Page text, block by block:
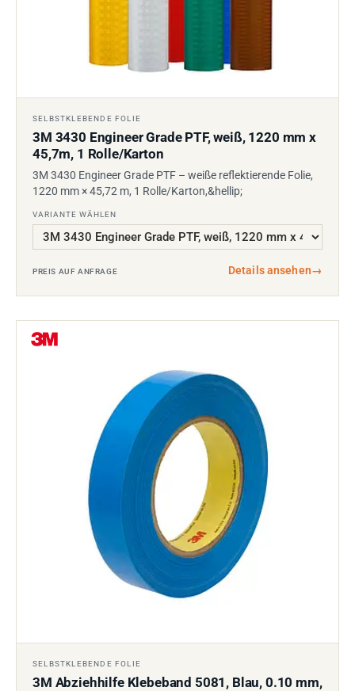
SELBSTKLEBENDE FOLIE
3M 3430 Engineer Grade PTF, weiß, 1220 mm x
45,7m, 1 Rolle/Karton
3M 3430 Engineer Grade PTF – weiße reflektierende Folie,
1220 mm × 45,72 m, 1 Rolle/Karton,&hellip;
VARIANTE WÄHLEN
PREIS AUF ANFRAGE Details ansehen→
SELBSTKLEBENDE FOLIE
3M Abziehhilfe Klebeband 5081, Blau, 0.10 mm,